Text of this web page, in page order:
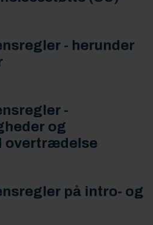
- herunder
-
og
overtrædelse
på intro- og